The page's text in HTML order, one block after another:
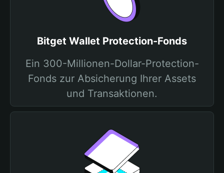
Bitget Wallet Protection-Fonds
Ein 300-Millionen-Dollar-Protection-
Fonds zur Absicherung Ihrer Assets
und Transaktionen.